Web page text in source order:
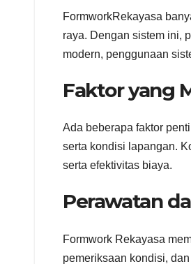
FormworkRekayasa
raya. Dengan sistem ini,
modern, penggunaan
Faktor yang
Ada beberapa faktor
serta kondisi lapangan.
serta efektivitas biaya.
Perawatan
Formwork Rekayasa
pemeriksaan kondisi,